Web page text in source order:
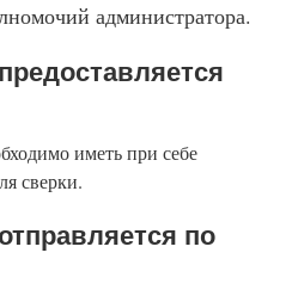
администратора.
иметь при себе
сверки.
по